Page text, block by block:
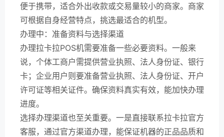
便于携带，适合外出收款或交易量较小的商家。商家
可根据自身经营特点，挑选最适合的机型。
办理中：准备资料与选择渠道
办理拉卡拉POS机需要准备一些必要资料。一般来
说，个体工商户需提供营业执照、法人身份证、银行
卡；企业用户则要准备营业执照、法人身份证、开户
许可证等相关证件。确保资料真实有效，能加快办理
进度。
选择办理渠道也至关重要。一是直接联系拉卡拉官方
客服，通过官方渠道办理，能保证机器的正品品质和